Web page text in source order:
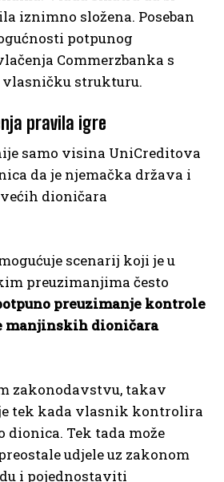
iznimno složena. Poseban
potpunog
Commerzbanka s
vlasničku strukturu.
pravila igre
samo visina UniCreditova
da je njemačka država i
dioničara
scenarij koji je u
preuzimanjima često
preuzimanje kontrole
dioničara
zakonodavstvu, takav
tek kada vlasnik kontrolira
dionica. Tek tada može
udjele uz zakonom
i pojednostaviti